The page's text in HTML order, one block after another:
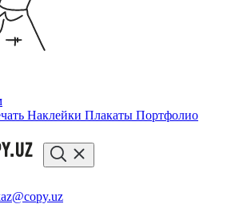
Наклейки Плакаты Портфолио